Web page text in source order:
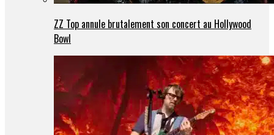
ZZ Top annule brutalement son concert au Hollywood
Bowl